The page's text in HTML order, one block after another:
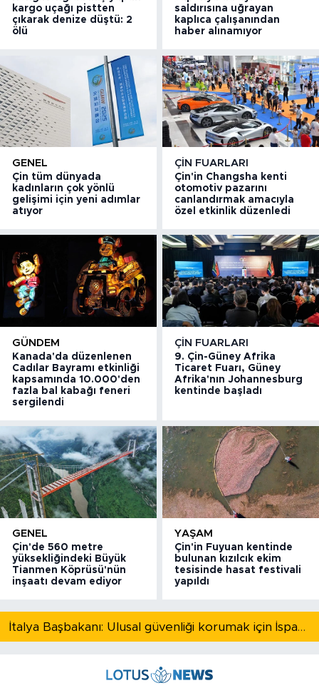
kargo uçağı pistten
çıkarak denize düştü: 2
ölü
saldırısına uğrayan
kaplıca çalışanından
haber alınamıyor
GENEL
Çin tüm dünyada
kadınların çok yönlü
gelişimi için yeni adımlar
atıyor
ÇIN FUARLARI
Çin'in Changsha kenti
otomotiv pazarını
canlandırmak amacıyla
özel etkinlik düzenledi
GÜNDEM
Kanada'da düzenlenen
Cadılar Bayramı etkinliği
kapsamında 10.000'den
fazla bal kabağı feneri
sergilendi
ÇIN FUARLARI
9. Çin-Güney Afrika
Ticaret Fuarı, Güney
Afrika'nın Johannesburg
kentinde başladı
GENEL
Çin'de 560 metre
yüksekliğindeki Büyük
Tianmen Köprüsü'nün
inşaatı devam ediyor
YAŞAM
Çin'in Fuyuan kentinde
bulunan kızılcık ekim
tesisinde hasat festivali
yapıldı
İtalya Başbakanı: Ulusal güvenliği korumak için İspanya ile Schengen kapsamındaki serbest dolaşımı askıya alıyoruz